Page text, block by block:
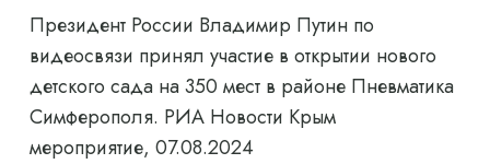
Президент России Владимир Путин по
видеосвязи принял участие в открытии нового
детского сада на 350 мест в районе Пневматика
Симферополя. РИА Новости Крым
мероприятие, 07.08.2024